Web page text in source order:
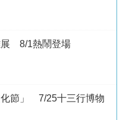
展 8/1熱鬧登場
化節」 7/25十三行博物